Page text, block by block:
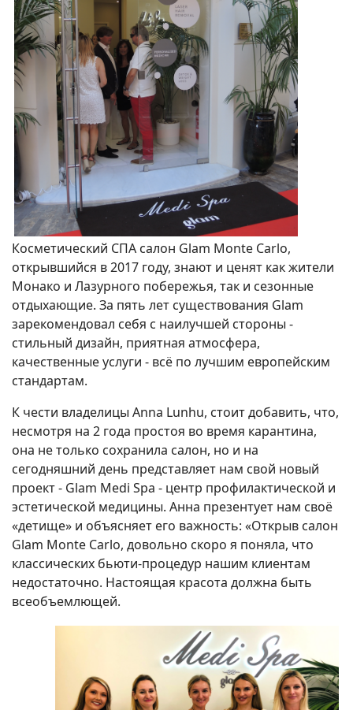
Косметический СПА салон Glam Monte Carlo,
открывшийся в 2017 году, знают и ценят как жители
Монако и Лазурного побережья, так и сезонные
отдыхающие. За пять лет существования Glam
зарекомендовал себя с наилучшей стороны -
стильный дизайн, приятная атмосфера,
качественные услуги - всё по лучшим европейским
стандартам.
К чести владелицы Anna Lunhu, стоит добавить, что,
несмотря на 2 года простоя во время карантина,
она не только сохранила салон, но и на
сегодняшний день представляет нам свой новый
проект - Glam Medi Spa - центр профилактической и
эстетической медицины. Анна презентует нам своё
«детище» и объясняет его важность: «Открыв салон
Glam Monte Carlo, довольно скоро я поняла, что
классических бьюти-процедур нашим клиентам
недостаточно. Настоящая красота должна быть
всеобъемлющей.